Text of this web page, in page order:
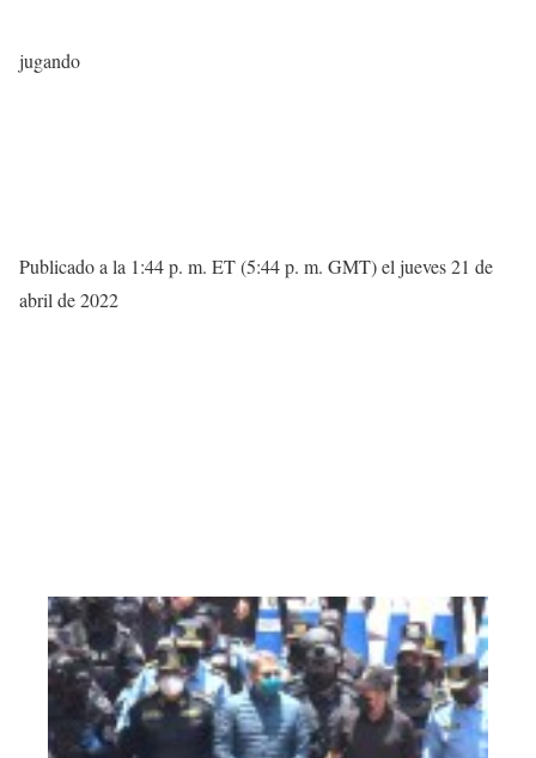
jugando
Publicado a la 1:44 p. m. ET (5:44 p. m. GMT) el jueves 21 de
abril de 2022